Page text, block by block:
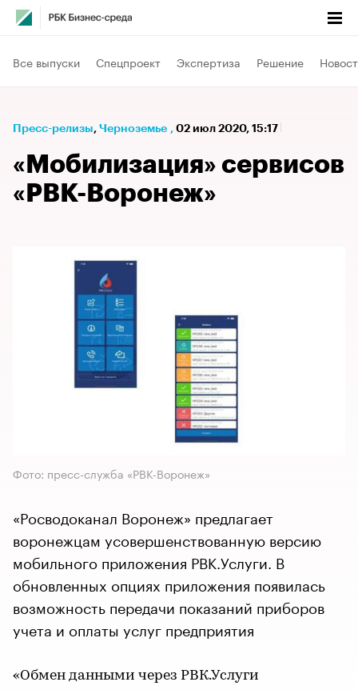
Все выпуски Спецпроект Экспертиза Решение
Пресс-релизы⁠, Черноземье , 02 июл 2020, 15:17
«Мобилизация» сервисов
«РВК-Воронеж»
Фото: пресс-служба «РВК-Воронеж»
«Росводоканал Воронеж» предлагает
воронежцам усовершенствованную версию
мобильного приложения РВК.Услуги. В
обновленных опциях приложения появилась
возможность передачи показаний приборов
учета и оплаты услуг предприятия
«Обмен данными через РВК.Услуги